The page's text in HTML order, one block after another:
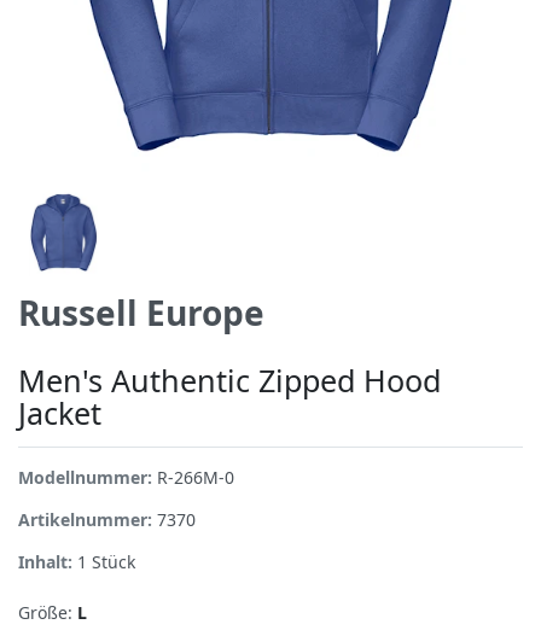
Russell Europe
Men's Authentic Zipped Hood
Jacket
Modellnummer: R-266M-0
Artikelnummer: 7370
Inhalt: 1 Stück
Größe: L